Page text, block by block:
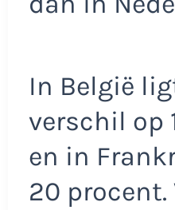
In België
verschil op
en in
20 procent.